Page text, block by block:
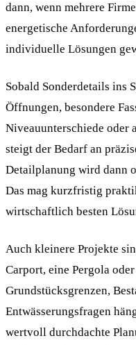
dann, wenn mehrere
energetische
individuelle Lösungen
Sobald Sonderdetails ins
Öffnungen, besondere
Niveauunterschiede oder
steigt der Bedarf an
Detailplanung wird dann
Das mag kurzfristig
wirtschaftlich besten
Auch kleinere Projekte
Carport, eine Pergola
Grundstücksgrenzen,
Entwässerungsfragen
wertvoll durchdachte